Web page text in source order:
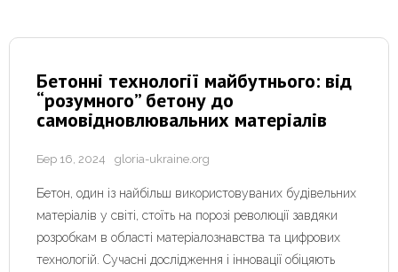
Бетонні технології майбутнього: від
“розумного” бетону до
самовідновлювальних матеріалів
Бер 16, 2024 gloria-ukraine.org
Бетон, один із найбільш використовуваних будівельних
матеріалів у світі, стоїть на порозі революції завдяки
розробкам в області матеріалознавства та цифрових
технологій. Сучасні дослідження і інновації обіцяють